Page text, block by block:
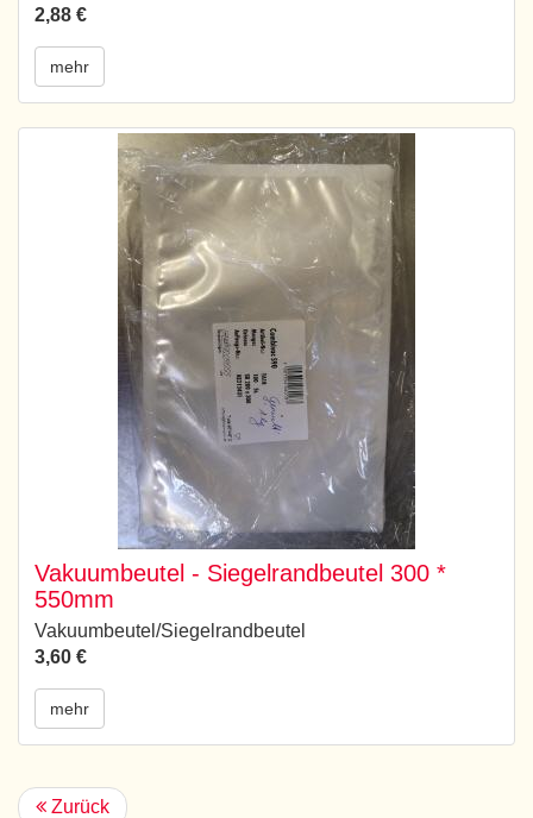
2,88 €
mehr
Vakuumbeutel - Siegelrandbeutel 300 *
550mm
Vakuumbeutel/Siegelrandbeutel
3,60 €
mehr
Zurück